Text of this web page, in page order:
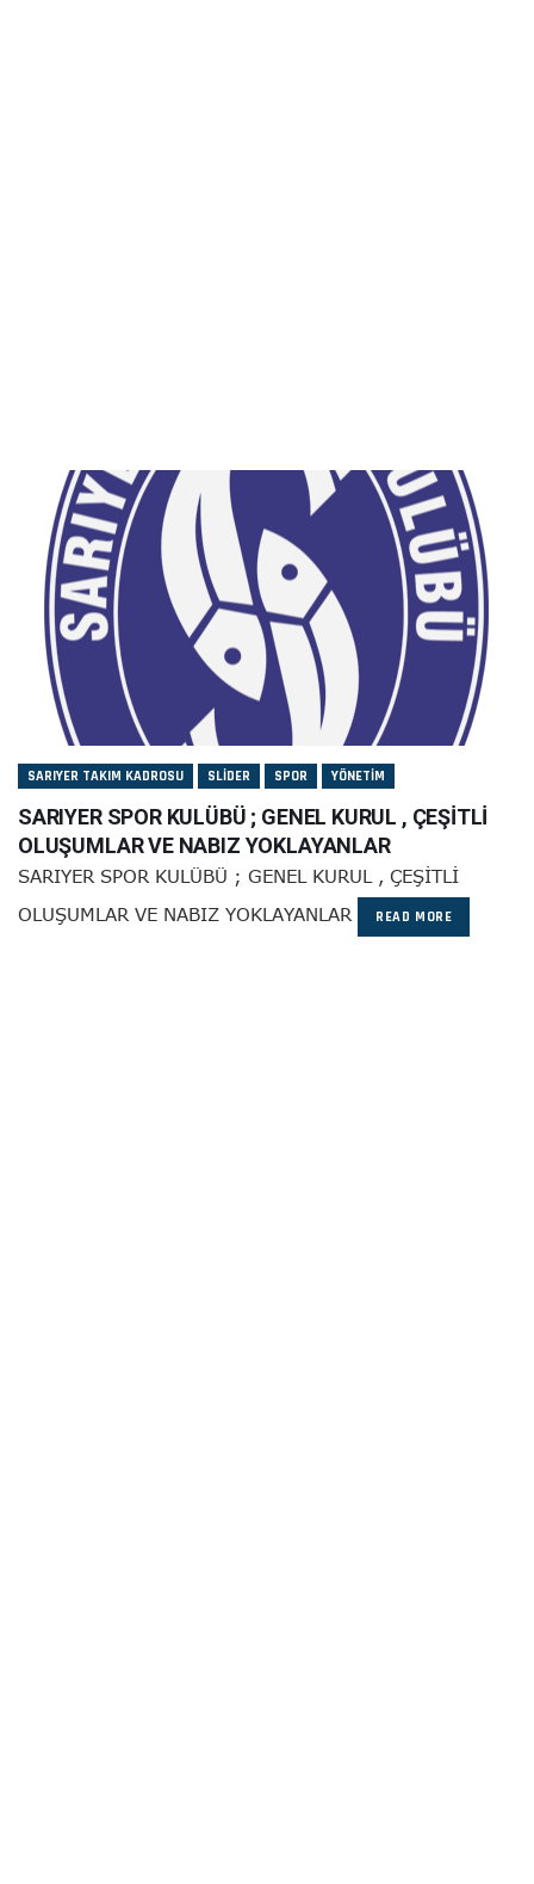
SARIYER TAKIM KADROSU SLIDER SPOR YÖNETIM
SARIYER SPOR KULÜBÜ ; GENEL KURUL , ÇEŞİTLİ
OLUŞUMLAR VE NABIZ YOKLAYANLAR
SARIYER SPOR KULÜBÜ ; GENEL KURUL , ÇEŞİTLİ
OLUŞUMLAR VE NABIZ YOKLAYANLAR
READ MORE